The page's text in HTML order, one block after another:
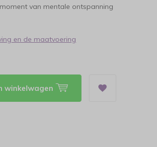
van mentale ontspanning
en de maatvoering
winkelwagen